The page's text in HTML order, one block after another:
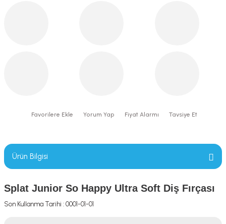
Yorum Yap Fiyat Alarmı Tavsiye Et
Ürün Bilgisi
Splat Junior So Happy Ultra Soft Diş Fırçası
Son Kullanma Tarihi : 0001-01-01